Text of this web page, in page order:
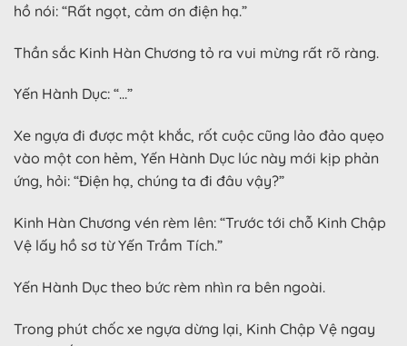
hồ nói: “Rất ngọt, cảm ơn điện hạ.”
Thần sắc Kinh Hàn Chương tỏ ra vui mừng rất rõ ràng.
Yến Hành Dục: “…”
Xe ngựa đi được một khắc, rốt cuộc cũng lảo đảo quẹo
vào một con hẻm, Yến Hành Dục lúc này mới kịp phản
ứng, hỏi: “Điện hạ, chúng ta đi đâu vậy?”
Kinh Hàn Chương vén rèm lên: “Trước tới chỗ Kinh Chập
Vệ lấy hồ sơ từ Yến Trầm Tích.”
Yến Hành Dục theo bức rèm nhìn ra bên ngoài.
Trong phút chốc xe ngựa dừng lại, Kinh Chập Vệ ngay